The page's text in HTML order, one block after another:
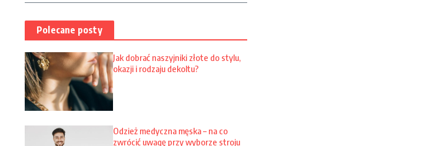
Polecane posty
Jak dobrać naszyjniki złote do stylu,
okazji i rodzaju dekoltu?
Odzież medyczna męska – na co
zwrócić uwagę przy wyborze stroju